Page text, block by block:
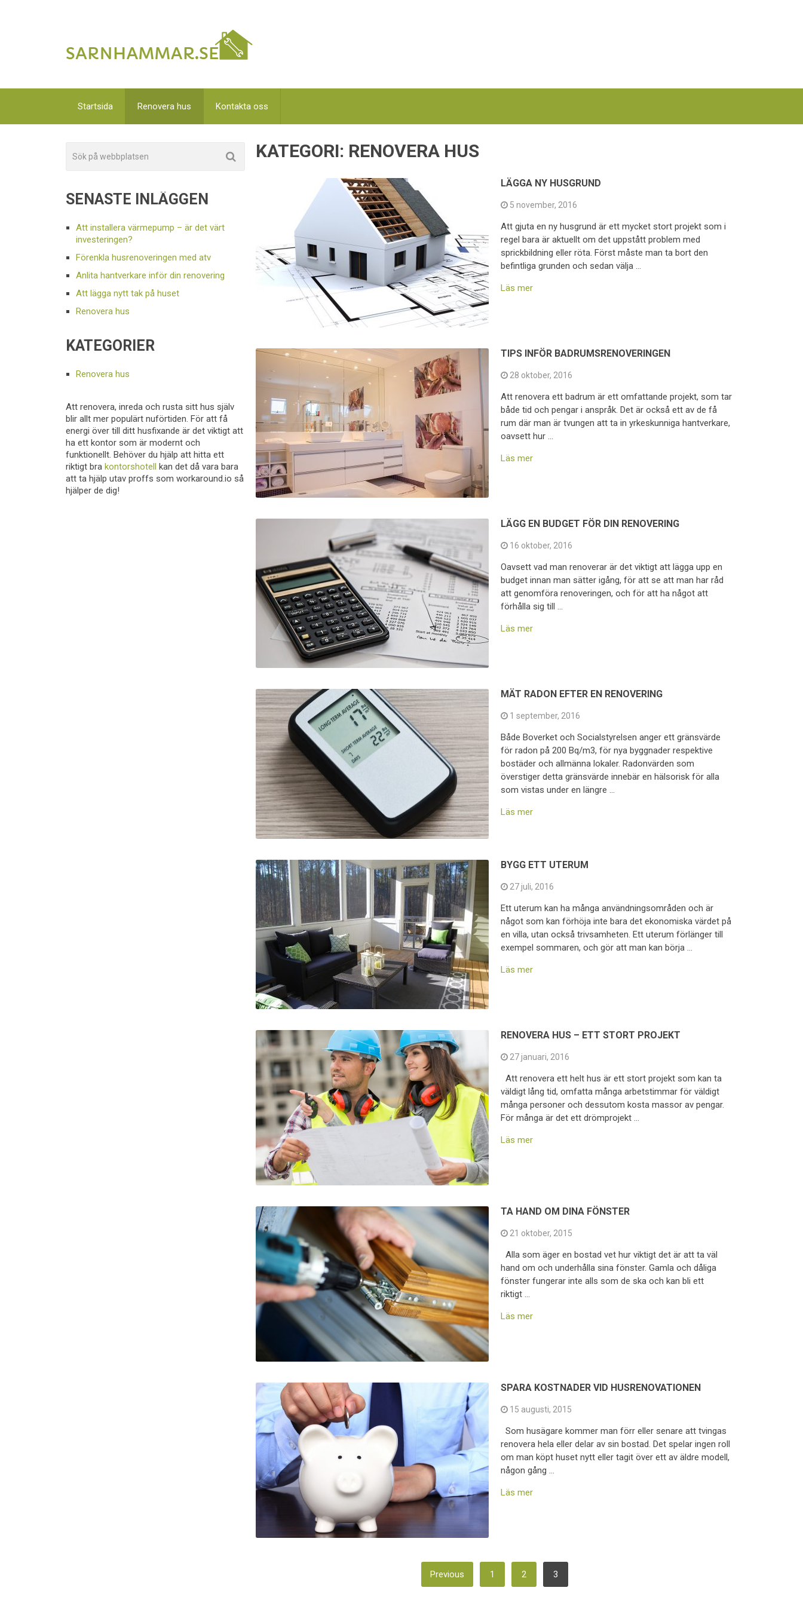
Startsida Renovera hus Kontakta oss
KATEGORI: RENOVERA HUS
LÄGGA NY HUSGRUND
5 november, 2016
Att gjuta en ny husgrund är ett mycket stort projekt som i
regel bara är aktuellt om det uppstått problem med
sprickbildning eller röta. Först måste man ta bort den
befintliga grunden och sedan välja …
Läs mer
TIPS INFÖR BADRUMSRENOVERINGEN
28 oktober, 2016
Att renovera ett badrum är ett omfattande projekt, som tar
både tid och pengar i anspråk. Det är också ett av de få
rum där man är tvungen att ta in yrkeskunniga hantverkare,
oavsett hur …
Läs mer
LÄGG EN BUDGET FÖR DIN RENOVERING
16 oktober, 2016
Oavsett vad man renoverar är det viktigt att lägga upp en
budget innan man sätter igång, för att se att man har råd
att genomföra renoveringen, och för att ha något att
förhålla sig till …
Läs mer
MÄT RADON EFTER EN RENOVERING
1 september, 2016
Både Boverket och Socialstyrelsen anger ett gränsvärde
för radon på 200 Bq/m3, för nya byggnader respektive
bostäder och allmänna lokaler. Radonvärden som
överstiger detta gränsvärde innebär en hälsorisk för alla
som vistas under en längre …
Läs mer
BYGG ETT UTERUM
27 juli, 2016
Ett uterum kan ha många användningsområden och är
något som kan förhöja inte bara det ekonomiska värdet på
en villa, utan också trivsamheten. Ett uterum förlänger till
exempel sommaren, och gör att man kan börja …
Läs mer
RENOVERA HUS – ETT STORT PROJEKT
27 januari, 2016
Att renovera ett helt hus är ett stort projekt som kan ta
väldigt lång tid, omfatta många arbetstimmar för väldigt
många personer och dessutom kosta massor av pengar.
För många är det ett drömprojekt …
Läs mer
TA HAND OM DINA FÖNSTER
21 oktober, 2015
Alla som äger en bostad vet hur viktigt det är att ta väl
hand om och underhålla sina fönster. Gamla och dåliga
fönster fungerar inte alls som de ska och kan bli ett
riktigt …
Läs mer
SPARA KOSTNADER VID HUSRENOVATIONEN
15 augusti, 2015
Som husägare kommer man förr eller senare att tvingas
renovera hela eller delar av sin bostad. Det spelar ingen roll
om man köpt huset nytt eller tagit över ett av äldre modell,
någon gång …
Läs mer
Previous 1 2 3
SENASTE INLÄGGEN
Att installera värmepump – är det värt
investeringen?
Förenkla husrenoveringen med atv
Anlita hantverkare inför din renovering
Att lägga nytt tak på huset
Renovera hus
KATEGORIER
Renovera hus
Att renovera, inreda och rusta sitt hus själv
blir allt mer populärt nuförtiden. För att få
energi över till ditt husfixande är det viktigt att
ha ett kontor som är modernt och
funktionellt. Behöver du hjälp att hitta ett
riktigt bra kontorshotell
kan det då vara bara
att ta hjälp utav proffs som workaround.io så
hjälper de dig!